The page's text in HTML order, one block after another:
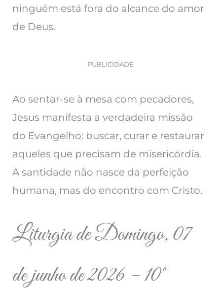
ninguém está fora do alcance do amor
de Deus.
PUBLICIDADE
Ao sentar-se à mesa com pecadores,
Jesus manifesta a verdadeira missão
do Evangelho: buscar, curar e restaurar
aqueles que precisam de misericórdia.
A santidade não nasce da perfeição
humana, mas do encontro com Cristo.
Liturgia de Domingo, 07
de junho de 2026 – 10º